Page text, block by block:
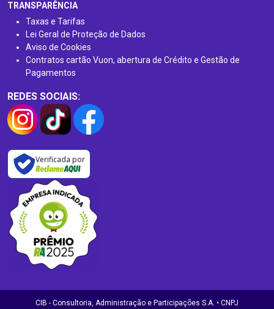
TRANSPARÊNCIA
Taxas e Tarifas
Lei Geral de Proteção de Dados
Aviso de Cookies
Contratos cartão Vuon, abertura de Crédito e Gestão de
Pagamentos
REDES SOCIAIS:
Verificada por
CIB - Consultoria, Administração e Participações S.A. • CNPJ